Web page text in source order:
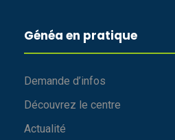
Généa en pratique
Demande d’infos
Découvrez le centre
Actualité